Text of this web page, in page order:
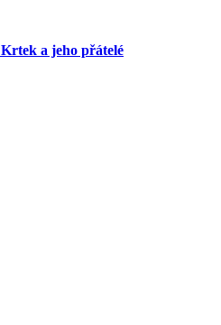
Krtek a jeho přátelé